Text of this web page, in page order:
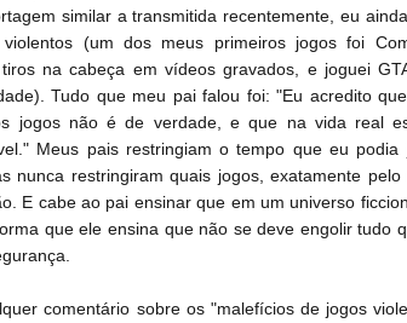
similar a transmitida recentemente, eu
(um dos meus primeiros jogos foi
na cabeça em vídeos gravados, e joguei
Tudo que meu pai falou foi: "Eu acredito
jogos não é de verdade, e que na vida real
Meus pais restringiam o tempo que eu podia
nunca restringiram quais jogos, exatamente pelo
E cabe ao pai ensinar que em um universo
que ele ensina que não se deve engolir tudo
comentário sobre os "malefícios de jogos